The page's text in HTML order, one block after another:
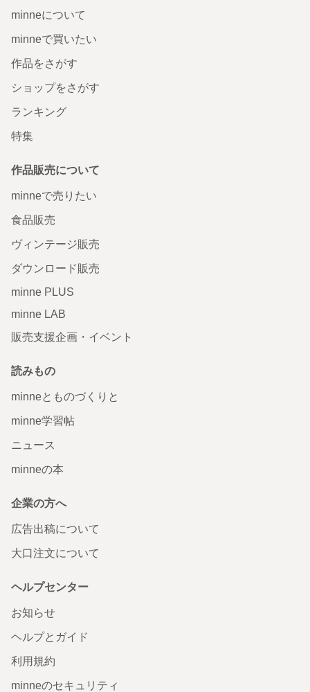
minneについて
minneで買いたい
作品をさがす
ショップをさがす
ランキング
特集
作品販売について
minneで売りたい
食品販売
ヴィンテージ販売
ダウンロード販売
minne PLUS
minne LAB
販売支援企画・イベント
読みもの
minneとものづくりと
minne学習帖
ニュース
minneの本
企業の方へ
広告出稿について
大口注文について
ヘルプセンター
お知らせ
ヘルプとガイド
利用規約
minneのセキュリティ